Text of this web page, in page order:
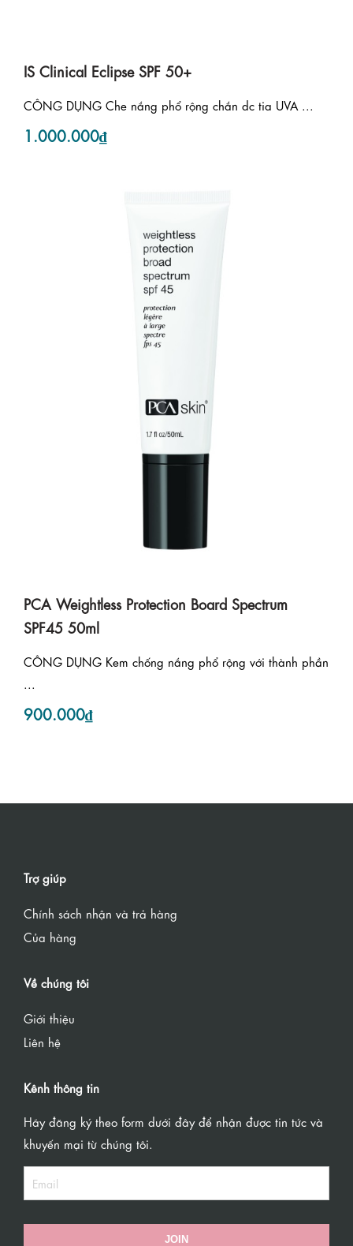
IS Clinical Eclipse SPF 50+
CÔNG DỤNG Che nắng phổ rộng chắn dc tia UVA ...
1.000.000₫
PCA Weightless Protection Board Spectrum
SPF45 50ml
CÔNG DỤNG Kem chống nắng phổ rộng với thành phần
900.000₫
Trợ giúp
Chính sách nhận và trả hàng
Của hàng
Về chúng tôi
Giới thiệu
Liên hệ
Kênh thông tin
Hãy đăng ký theo form dưới đây để nhận được tin tức và
khuyến mại từ chúng tôi.
JOIN